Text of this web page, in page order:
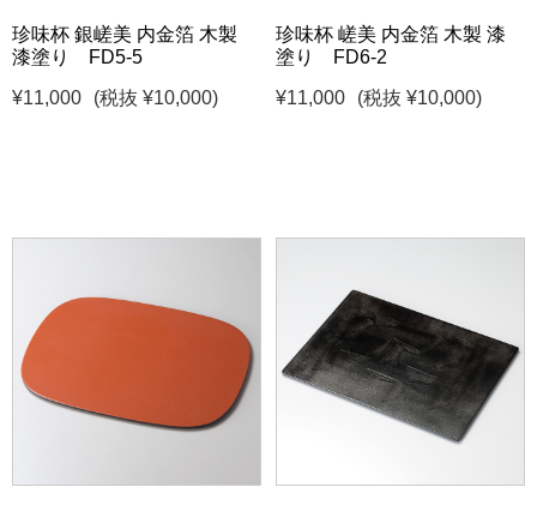
珍味杯 銀嵯美 内金箔 木製
漆塗り FD5-5
¥11,000
(税抜 ¥10,000)
珍味杯 嵯美 内金箔 木製 漆
塗り FD6-2
¥11,000
(税抜 ¥10,000)